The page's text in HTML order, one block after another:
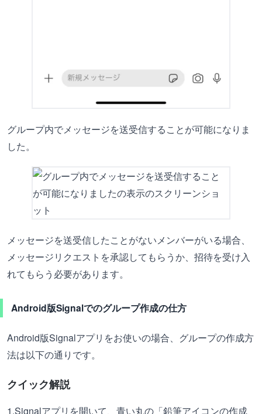
グループ内でメッセージを送受信することが可能になりま
した。
メッセージを送受信したことがないメンバーがいる場合、
メッセージリクエストを承認してもらうか、招待を受け入
れてもらう必要があります。
Android版Signalでのグループ作成の仕方
Android版Signalアプリをお使いの場合、グループの作成方
法は以下の通りです。
クイック解説
1.Signalアプリを開いて、青い丸の「鉛筆アイコンの作成